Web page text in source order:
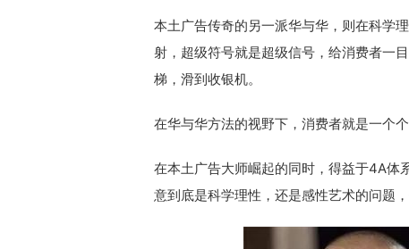
本土广告传奇的另一派华与华，则在科学
射，超级符号就是超级信号，给消费者一
梯，滑到收银机。
在华与华方法的视野下，消费者就是一个个
在本土广告大师崛起的同时，得益于4A体
意到底是科学理性，还是感性艺术的问题